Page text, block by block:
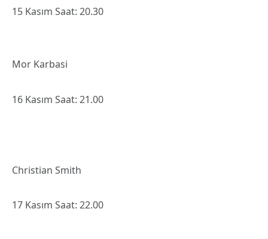
15 Kasım Saat: 20.30
Mor Karbasi
16 Kasım Saat: 21.00
Christian Smith
17 Kasım Saat: 22.00